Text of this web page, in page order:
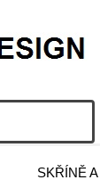
SKŘÍNĚ A